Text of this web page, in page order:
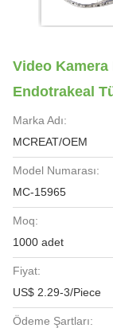
Video Kamera
Endotrakeal
Marka Adı:
MCREAT/OEM
Model Numarası:
MC-15965
Moq:
1000 adet
Fiyat:
US$ 2.29-3/Piece
Ödeme Şartları: